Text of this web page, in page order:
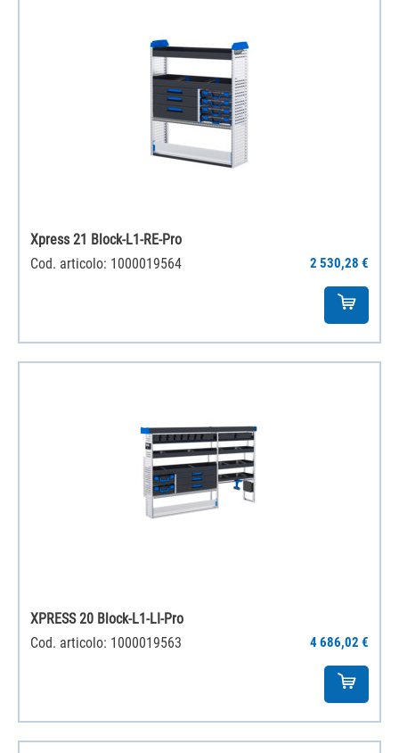
Xpress 21 Block-L1-RE-Pro
Cod. articolo: 1000019564
2 530,28 €
XPRESS 20 Block-L1-LI-Pro
Cod. articolo: 1000019563
4 686,02 €